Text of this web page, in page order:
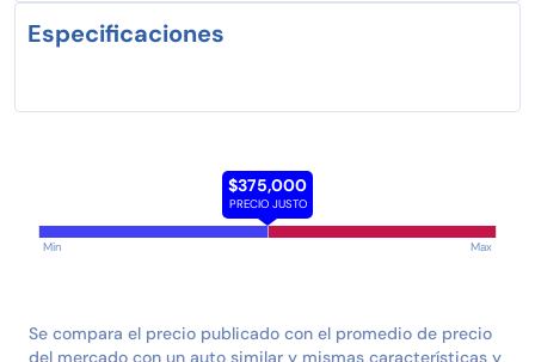
Especificaciones
$375,000
PRECIO JUSTO
Min Max
Se compara el precio publicado con el promedio de precio
del mercado con un auto similar y mismas características y